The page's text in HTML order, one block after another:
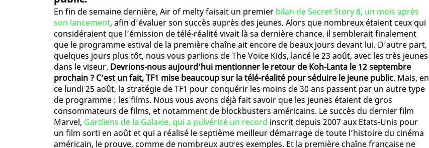
En fin de semaine dernière, Air of melty faisait un premier bilan de Secret Story 8, un mois après
son lancement, afin d’évaluer son succès auprès des jeunes. Alors que nombreux étaient ceux qui
considéraient que l’émission de télé-réalité vivait là sa dernière chance, il semblerait finalement
que le programme estival de la première chaîne ait encore de beaux jours devant lui. D’autre part,
quelques jours plus tôt, nous vous parlions de The Voice Kids, lancé le 23 août, avec les très jeunes
dans le viseur. Devrions-nous aujourd’hui mentionner le retour de Koh-Lanta le 12 septembre
prochain ? C’est un fait, TF1 mise beaucoup sur la télé-réalité pour séduire le jeune public. Mais, en
ce lundi 25 août, la stratégie de TF1 pour conquérir les moins de 30 ans passent par un autre type
de programme : les films. Nous vous avons déjà fait savoir que les jeunes étaient de gros
consommateurs de films, et notamment de blockbusters américains. Le succès du dernier film
Marvel, Gardiens de la Galaxie, qui a pulvérisé un record inscrit depuis 2007 aux Etats-Unis pour
un film sorti en août et qui a réalisé le septième meilleur démarrage de toute l’histoire du cinéma
américain, le prouve, comme de nombreux autres exemples. Et la première chaîne française ne